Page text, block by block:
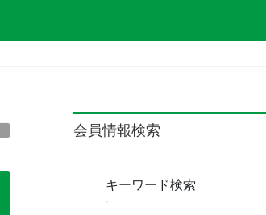
会員情報検索
キーワード検索